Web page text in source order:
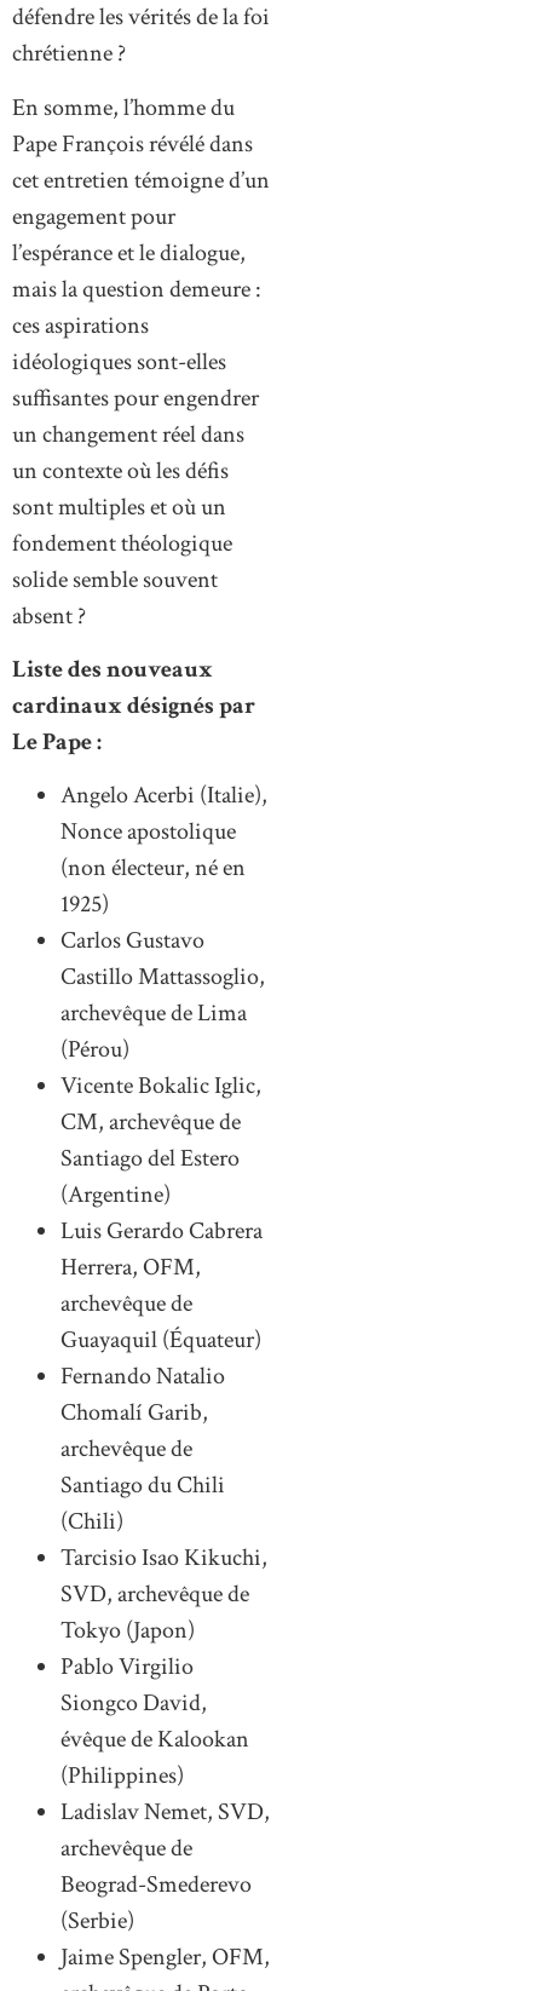
défendre les vérités de la foi
chrétienne ?
En somme, l’homme du
Pape François révélé dans
cet entretien témoigne d’un
engagement pour
l’espérance et le dialogue,
mais la question demeure :
ces aspirations
idéologiques sont-elles
suffisantes pour engendrer
un changement réel dans
un contexte où les défis
sont multiples et où un
fondement théologique
solide semble souvent
absent ?
Liste des nouveaux
cardinaux désignés par
Le Pape :
Angelo Acerbi (Italie),
Nonce apostolique
(non électeur, né en
1925)
Carlos Gustavo
Castillo Mattassoglio,
archevêque de Lima
(Pérou)
Vicente Bokalic Iglic,
CM, archevêque de
Santiago del Estero
(Argentine)
Luis Gerardo Cabrera
Herrera, OFM,
archevêque de
Guayaquil (Équateur)
Fernando Natalio
Chomalí Garib,
archevêque de
Santiago du Chili
(Chili)
Tarcisio Isao Kikuchi,
SVD, archevêque de
Tokyo (Japon)
Pablo Virgilio
Siongco David,
évêque de Kalookan
(Philippines)
Ladislav Nemet, SVD,
archevêque de
Beograd-Smederevo
(Serbie)
Jaime Spengler, OFM,